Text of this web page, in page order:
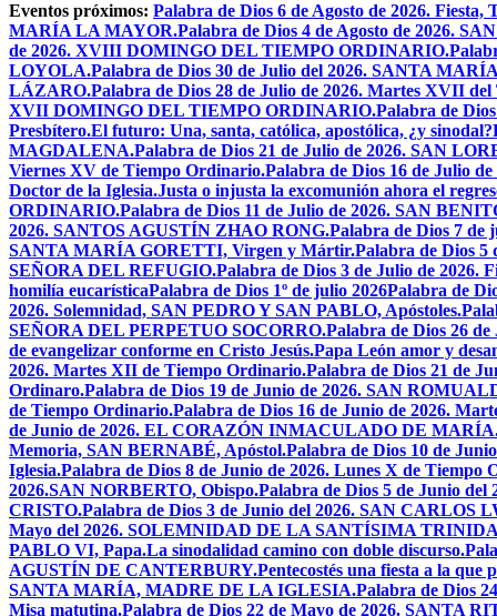
Eventos próximos: Palabra de Dios 6 de Agosto de 2026.
MARÍA LA MAYOR.Palabra de Dios 4 de Agosto de 2026.
de 2026. XVIII DOMINGO DEL TIEMPO ORDINARIO.
LOYOLA.Palabra de Dios 30 de Julio del 2026. SANTA
LÁZARO.Palabra de Dios 28 de Julio de 2026. Martes XVII
XVII DOMINGO DEL TIEMPO ORDINARIO.Palabra de
Presbítero.El futuro: Una, santa, católica, apostólica, ¿y sinodal?
MAGDALENA.Palabra de Dios 21 de Julio de 2026. SAN
Viernes XV de Tiempo Ordinario.Palabra de Dios 16 de Julio
Doctor de la Iglesia.Justa o injusta la excomunión ahora el
ORDINARIO.Palabra de Dios 11 de Julio de 2026. SAN
2026. SANTOS AGUSTÍN ZHAO RONG.Palabra de Dios 7 de
SANTA MARÍA GORETTI, Virgen y Mártir.Palabra de Dios
SEÑORA DEL REFUGIO.Palabra de Dios 3 de Julio de 2026.
homilía eucarísticaPalabra de Dios 1º de julio 2026Palabra de
2026. Solemnidad, SAN PEDRO Y SAN PABLO, Apóstoles.
SEÑORA DEL PERPETUO SOCORRO.Palabra de Dios 26
de evangelizar conforme en Cristo Jesús.Papa León amor y
2026. Martes XII de Tiempo Ordinario.Palabra de Dios 21 de
Ordinaro.Palabra de Dios 19 de Junio de 2026. SAN
de Tiempo Ordinario.Palabra de Dios 16 de Junio de 2026.
de Junio de 2026. EL CORAZÓN INMACULADO DE
Memoria, SAN BERNABÉ, Apóstol.Palabra de Dios 10 de
Iglesia.Palabra de Dios 8 de Junio de 2026. Lunes X de Tiempo
2026.SAN NORBERTO, Obispo.Palabra de Dios 5 de Junio
CRISTO.Palabra de Dios 3 de Junio del 2026. SAN CARLOS
Mayo del 2026. SOLEMNIDAD DE LA SANTÍSIMA
PABLO VI, Papa.La sinodalidad camino con doble discurso.
AGUSTÍN DE CANTERBURY.Pentecostés una fiesta a la que
SANTA MARÍA, MADRE DE LA IGLESIA.Palabra de Dios
Misa matutina.Palabra de Dios 22 de Mayo de 2026. SANTA